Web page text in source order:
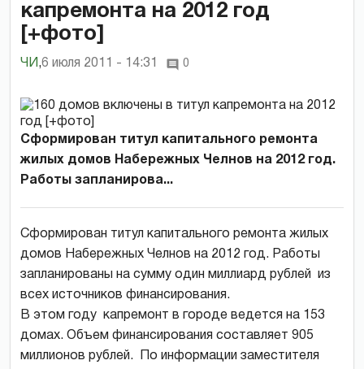
капремонта на 2012 год
[+фото]
ЧИ ,6 июля 2011 - 14:31 0
Сформирован титул капитального ремонта
жилых домов Набережных Челнов на 2012 год.
Работы запланирова...
Сформирован титул капитального ремонта жилых
домов Набережных Челнов на 2012 год. Работы
запланированы на сумму один миллиард рублей из
всех источников финансирования.
В этом году капремонт в городе ведется на 153
домах. Объем финансирования составляет 905
миллионов рублей. По информации заместителя